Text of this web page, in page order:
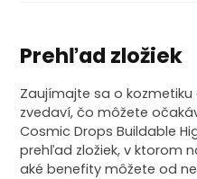
Prehľad zložiek
Zaujímajte sa o
zvedaví, čo môžete
Cosmic Drops Buildable
prehľad zložiek, v ktorom
aké benefity môžete od